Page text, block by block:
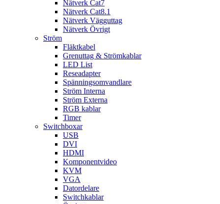
Nätverk Cat7
Nätverk Cat8.1
Nätverk Vägguttag
Nätverk Övrigt
Ström
Fläktkabel
Grenuttag & Strömkablar
LED List
Reseadapter
Spänningsomvandlare
Ström Interna
Ström Externa
RGB kablar
Timer
Switchboxar
USB
DVI
HDMI
Komponentvideo
KVM
VGA
Datordelare
Switchkablar